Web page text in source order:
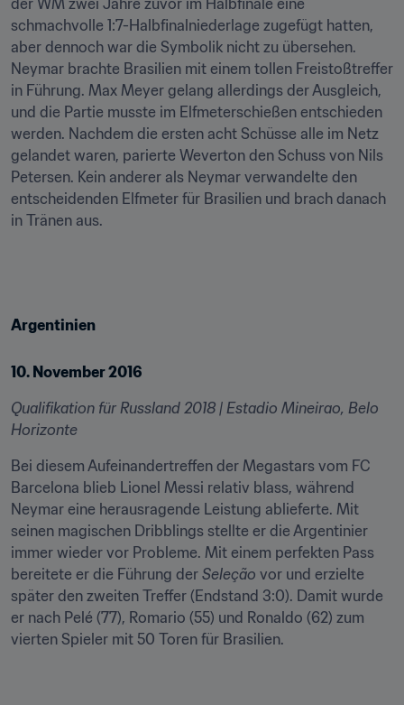
der WM zwei Jahre zuvor im Halbfinale eine
schmachvolle 1:7-Halbfinalniederlage zugefügt hatten,
aber dennoch war die Symbolik nicht zu übersehen.
Neymar brachte Brasilien mit einem tollen Freistoßtreffer
in Führung. Max Meyer gelang allerdings der Ausgleich,
und die Partie musste im Elfmeterschießen entschieden
werden. Nachdem die ersten acht Schüsse alle im Netz
gelandet waren, parierte Weverton den Schuss von Nils
Petersen. Kein anderer als Neymar verwandelte den
entscheidenden Elfmeter für Brasilien und brach danach
in Tränen aus.
Argentinien
10. November 2016
Qualifikation für Russland 2018 | Estadio Mineirao, Belo
Horizonte
Bei diesem Aufeinandertreffen der Megastars vom FC
Barcelona blieb Lionel Messi relativ blass, während
Neymar eine herausragende Leistung ablieferte. Mit
seinen magischen Dribblings stellte er die Argentinier
immer wieder vor Probleme. Mit einem perfekten Pass
bereitete er die Führung der Seleção vor und erzielte
später den zweiten Treffer (Endstand 3:0). Damit wurde
er nach Pelé (77), Romario (55) und Ronaldo (62) zum
vierten Spieler mit 50 Toren für Brasilien.